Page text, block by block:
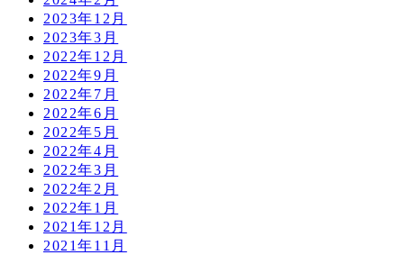
2023年12月
2023年3月
2022年12月
2022年9月
2022年7月
2022年6月
2022年5月
2022年4月
2022年3月
2022年2月
2022年1月
2021年12月
2021年11月